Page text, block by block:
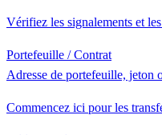
Vérifiez les signalements et
Portefeuille / Contrat
Adresse de portefeuille, jeton
Commencez ici pour les